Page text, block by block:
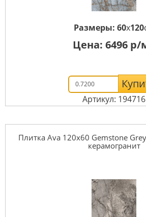
Размеры: 60x120
Цена: 6496 р/
Артикул: 194716
Плитка Ava 120x60 Gemstone
керамогранит